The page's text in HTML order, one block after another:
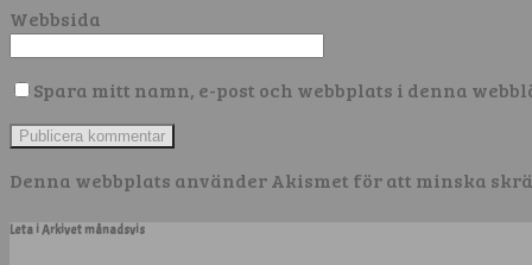
Webbsida
Spara mitt namn, e-post och webbplats i denna
Denna webbplats använder Akismet för att minska
Leta i Arkivet månadsvis